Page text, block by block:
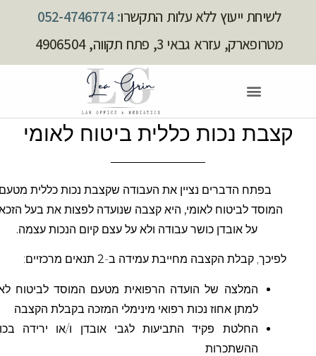
לשיחת ייעוץ ללא עלות התקשרו: 052-4746774
מטרופארק, עזרא גבאי 3, פתח תקווה, 4906504
קצבת נכות כללית ביטוח לאומי
בפתח הדברים נציין את העבודה שקצבת נכות כללית מטעם
המוסד לביטוח לאומי, היא קצבה שנועדה לפצות את בעל הזכאות
על אובדן כושר עבודה ולא על עצם קיום הנכות עצמה.
לפיכך, קבלת הקצבה מחייבת עמידה ב-2תנאים מרכזיים:
המלצה של הועדה הרפואית מטעם המוסד לביטוח לאומי
למתן אחוז נכות רפואי מינימלי המזכה בקבלת הקצבה
החלטת פקיד התביעות לגבי אובדן ו/או ירידה בכושר
ההשתכרות